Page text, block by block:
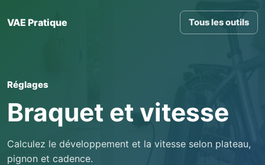
VAE Pratique Tous les outils
Réglages
Braquet et vitesse
Calculez le développement et la vitesse selon plateau,
pignon et cadence.